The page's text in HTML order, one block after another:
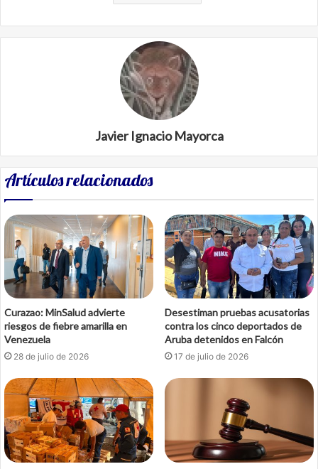
Javier Ignacio Mayorca
Artículos relacionados
Curazao: MinSalud advierte
riesgos de fiebre amarilla en
Venezuela
28 de julio de 2026
Desestiman pruebas acusatorias
contra los cinco deportados de
Aruba detenidos en Falcón
17 de julio de 2026